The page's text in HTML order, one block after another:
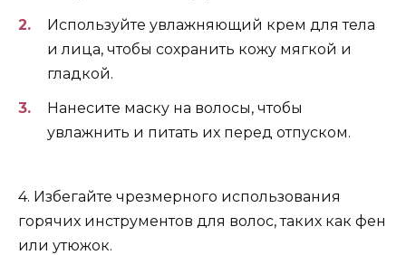
Используйте увлажняющий крем для тела
и лица, чтобы сохранить кожу мягкой и
гладкой.
Нанесите маску на волосы, чтобы
увлажнить и питать их перед отпуском.
4. Избегайте чрезмерного использования
горячих инструментов для волос, таких как фен
или утюжок.